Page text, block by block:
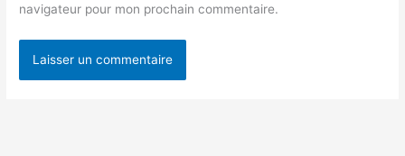
navigateur pour mon prochain commentaire.